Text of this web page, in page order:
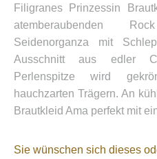
Filigranes Prinzessin
atemberaubenden
Seidenorganza mit
Ausschnitt aus edler
Perlenspitze wird
hauchzarten Trägern. An
Brautkleid Ama perfekt mit
Sie wünschen sich dieses